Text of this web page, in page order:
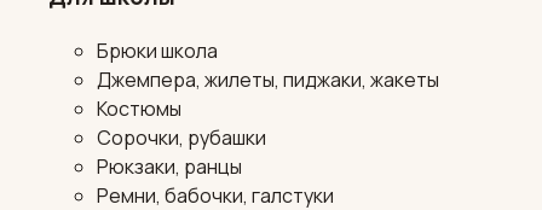
Брюки школа
Джемпера, жилеты, пиджаки, жакеты
Костюмы
Сорочки, рубашки
Рюкзаки, ранцы
Ремни, бабочки, галстуки